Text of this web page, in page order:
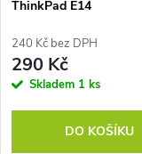
ThinkPad E14
240 Kč bez DPH
290 Kč
Skladem 1 ks
DO KOŠÍKU